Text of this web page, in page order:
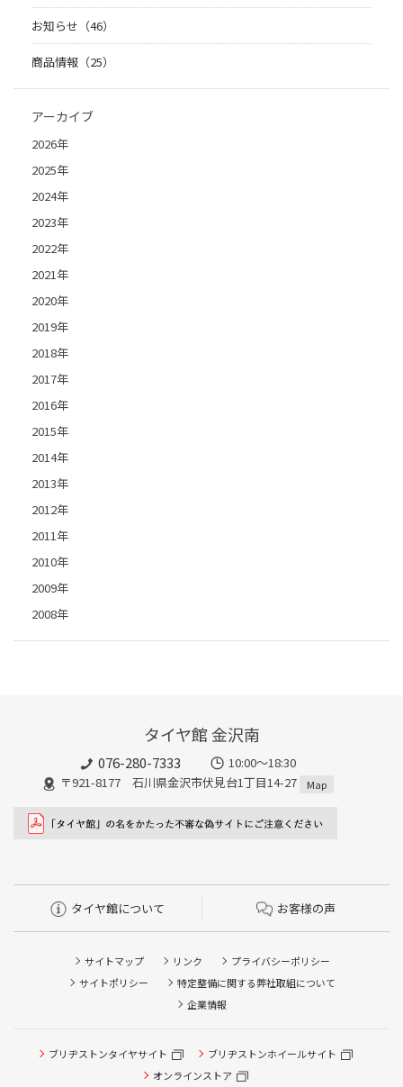
お知らせ（46）
商品情報（25）
アーカイブ
2026年
2025年
2024年
2023年
2022年
2021年
2020年
2019年
2018年
2017年
2016年
2015年
2014年
2013年
2012年
2011年
2010年
2009年
2008年
タイヤ館 金沢南
076-280-7333
10:00～18:30
〒921-8177 石川県金沢市伏見台1丁目14-27
Map
タイヤ館について お客様の声
サイトマップ リンク
プライバシーポリシー
サイトポリシー
特定整備に関する弊社取組について
企業情報
ブリヂストンタイヤサイト
ブリヂストンホイールサイト
オンラインストア